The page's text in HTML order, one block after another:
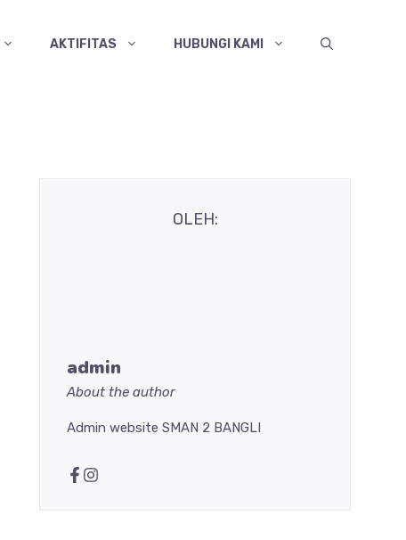
AKTIFITAS HUBUNGI KAMI
OLEH:
admin
About the author
Admin website SMAN 2 BANGLI